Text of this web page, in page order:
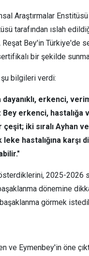
Araştırmalar
tarafından ıslah
Bey'in Türkiye'de
bir şekilde
şu bilgileri verdi:
erkenci,
erkenci, hastalığa
iki sıralı Ayhan
leke hastalığına
2025-2026
dönemine
başaklanma görmek
ve Eymenbey'in öne